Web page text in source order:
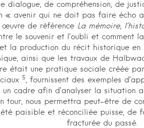
dialogue, de compréhension, de
« avenir qui ne doit pas faire écho
œuvre de référence La mémoire,
le souvenir et l’oubli et comment
la production du récit historique en
ainsi que les travaux de
était une pratique sociale créée
5, fournissent des exemples
un cadre afin d’analyser la situation
tour, nous permettra peut-être de
paisible et réconciliée puisse, de
fracturée du passé.